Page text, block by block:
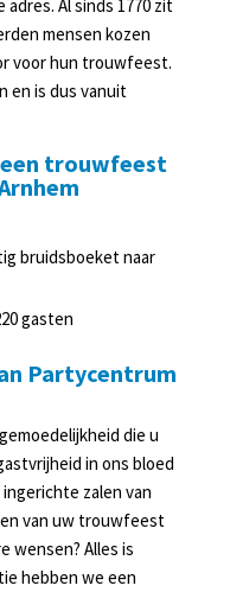
Al sinds 1770 zit
mensen kozen
voor hun trouwfeest.
en is dus vanuit
trouwfeest
bruidsboeket naar
gasten
Partycentrum
die u
in ons bloed
zalen van
van uw trouwfeest
wensen? Alles is
hebben we een